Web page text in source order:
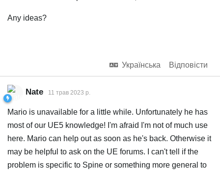
Any ideas?
Українська Відповісти
Nate 11 трав 2023 р.
Mario is unavailable for a little while. Unfortunately he has
most of our UE5 knowledge! I'm afraid I'm not of much use
here. Mario can help out as soon as he's back. Otherwise it
may be helpful to ask on the UE forums. I can't tell if the
problem is specific to Spine or something more general to